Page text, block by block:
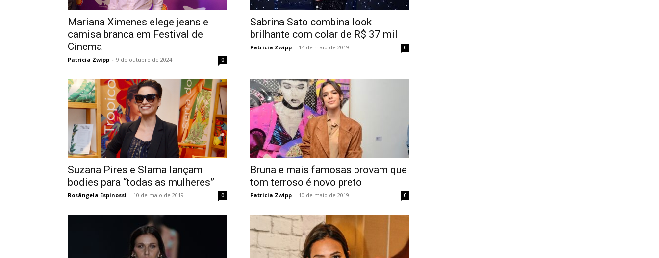
Mariana Ximenes elege jeans e
camisa branca em Festival de
Cinema
Patricia Zwipp - 9 de outubro de 2024 0
Sabrina Sato combina look
brilhante com colar de R$ 37 mil
Patricia Zwipp - 14 de maio de 2019 0
Suzana Pires e Slama lançam
bodies para “todas as mulheres”
Rosângela Espinossi - 10 de maio de 2019 0
Bruna e mais famosas provam que
tom terroso é novo preto
Patricia Zwipp - 10 de maio de 2019 0